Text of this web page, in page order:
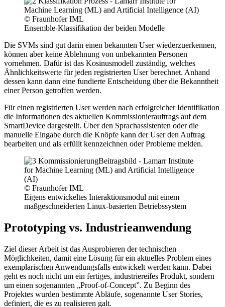
© Fraunhofer IML
Ensemble-Klassifikation der beiden Modelle
Die SVMs sind gut darin einen bekannten User wiederzuerkennen,
können aber keine Ablehnung von unbekannten Personen
vornehmen. Dafür ist das Kosinusmodell zuständig, welches
Ähnlichkeitswerte für jeden registrierten User berechnet. Anhand
dessen kann dann eine fundierte Entscheidung über die Bekanntheit
einer Person getroffen werden.
Für einen registrierten User werden nach erfolgreicher Identifikation
die Informationen des aktuellen Kommissionierauftrags auf dem
SmartDevice dargestellt. Über den Sprachassistenten oder die
manuelle Eingabe durch die Knöpfe kann der User den Auftrag
bearbeiten und als erfüllt kennzeichnen oder Probleme melden.
© Fraunhofer IML
Eigens entwickeltes Interaktionsmodul mit einem
maßgeschneiderten Linux-basierten Betriebssystem
Prototyping vs. Industrieanwendung
Ziel dieser Arbeit ist das Ausprobieren der technischen
Möglichkeiten, damit eine Lösung für ein aktuelles Problem eines
exemplarischen Anwendungsfalls entwickelt werden kann. Dabei
geht es noch nicht um ein fertiges, industriereifes Produkt, sondern
um einen sogenannten „Proof-of-Concept”. Zu Beginn des
Projektes wurden bestimmte Abläufe, sogenannte User Stories,
definiert, die es zu realisieren galt.